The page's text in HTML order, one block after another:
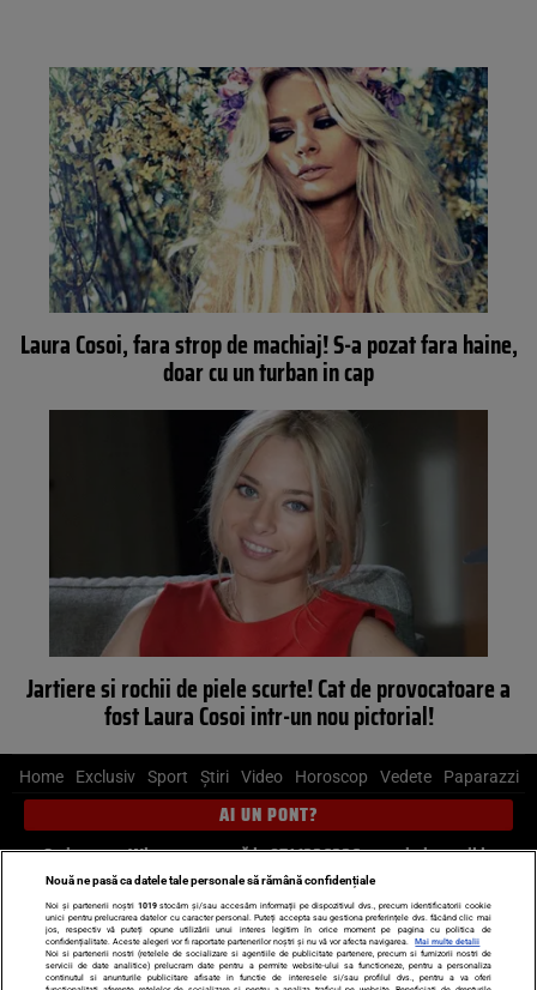
Laura Cosoi, fara strop de machiaj! S-a pozat fara haine,
doar cu un turban in cap
Jartiere si rochii de piele scurte! Cat de provocatoare a
fost Laura Cosoi intr-un nou pictorial!
Home Exclusiv Sport Știri Video Horoscop Vedete Paparazzi
AI UN PONT?
Scrie-ne pe Whatsapp, sună la 0741226226 sau trimite mail la
pont@cancan.ro
Știri interne Știri externe
Politică
Ultimele stiri
Diete Insula Iubirii Dictionar de vise LIFE STYLE
Nouă ne pasă ca datele tale personale să rămână confidențiale
Noi și partenerii noștri 1019stocăm și/sau accesăm informații pe dispozitivul dvs., precum identificatorii cookie
unici pentru prelucrarea datelor cu caracter personal. Puteți accepta sau gestiona preferințele dvs. făcând clic mai
jos, respectiv vă puteți opune utilizării unui interes legitim în orice moment pe pagina cu politica de
confidențialitate. Aceste alegeri vor fi raportate partenerilor noștri și nu vă vor afecta navigarea.
Mai multe detalii
Noi si partenerii nostri (retelele de socializare si agentiile de publicitate partenere, precum si furnizorii nostri de
servicii de date analitice) prelucram date pentru a permite website-ului sa functioneze, pentru a personaliza
continutul si anunturile publicitare afisate in functie de interesele si/sau profilul dvs., pentru a va oferi